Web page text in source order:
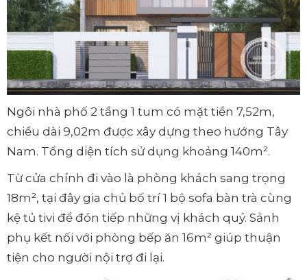
Ngôi nhà phố 2 tầng 1 tum có mặt tiền 7,52m,
chiều dài 9,02m được xây dựng theo hướng Tây
Nam. Tổng diện tích sử dụng khoảng 140m².
Từ cửa chính đi vào là phòng khách sang trọng
18m², tại đây gia chủ bố trí 1 bộ sofa bàn trà cùng
kệ tủ tivi để đón tiếp những vị khách quý. Sảnh
phụ kết nối với phòng bếp ăn 16m² giúp thuận
tiện cho người nội trợ đi lại.